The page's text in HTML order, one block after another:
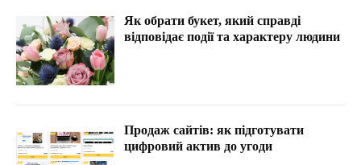
Як обрати букет, який справді
відповідає події та характеру людини
Продаж сайтів: як підготувати
цифровий актив до угоди